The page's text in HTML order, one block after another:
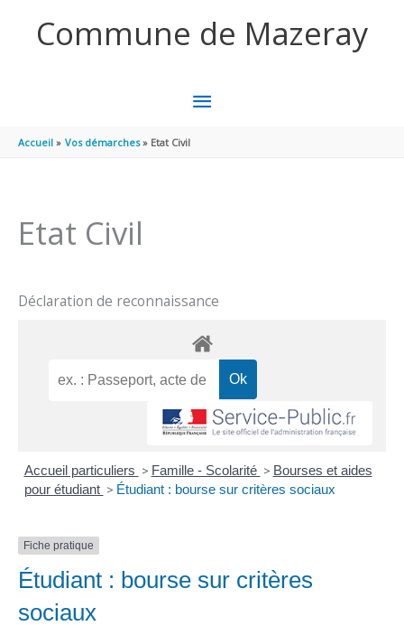
Commune de Mazeray
MENU
PRINCIPAL
Accueil Vos démarches Etat Civil
Etat Civil
Déclaration de reconnaissance
Accueil particuliers > Famille - Scolarité > Bourses et aides
pour étudiant > Étudiant : bourse sur critères sociaux
Fiche pratique
Étudiant : bourse sur critères
sociaux